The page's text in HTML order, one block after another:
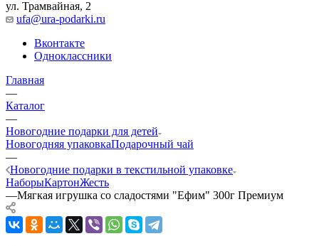
ул. Трамвайная, 2
ufa@ura-podarki.ru
Вконтакте
Одноклассники
Главная
—
Каталог
—
Новогодние подарки для детей
Новогодняя упаковкаПодарочный чай
—
Новогодние подарки в текстильной упаковке
НаборыКартонЖесть
—Мягкая игрушка со сладостями "Ефим" 300г Премиум